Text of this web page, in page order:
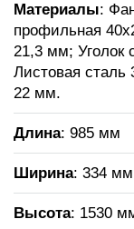
Материалы:
профильная
21,3 мм; Уголок
Листовая
22 мм.
Длина: 985 мм
Ширина: 334 мм
Высота: 1530